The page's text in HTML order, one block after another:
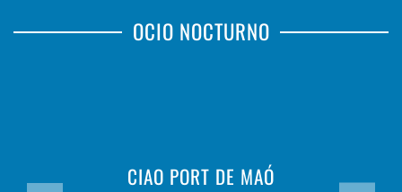
OCIO NOCTURNO
CIAO PORT DE MAÓ